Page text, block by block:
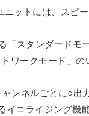
ットには、スピ
「スタンダード
ワークモード」の
ンネルごとに○
イコライジング